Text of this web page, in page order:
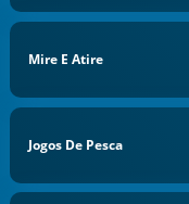
Mire E Atire
Jogos De Pesca